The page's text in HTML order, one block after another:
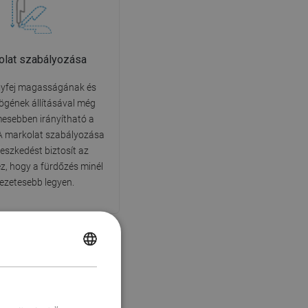
szabályozása
magasságának és
állításával még
irányítható a
markolat szabályozása
biztosít az
hogy a fürdőzés minél
legyen.